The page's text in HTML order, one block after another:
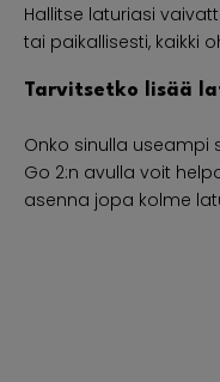
Hallitse laturiasi
tai paikallisesti, kaikki
Tarvitsetko lisää
Onko sinulla useampi
Go 2:n avulla voit
asenna jopa kolme